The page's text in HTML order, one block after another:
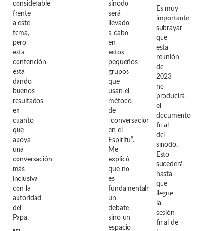
considerable
frente
a este
tema,
pero
esta
contención
está
dando
buenos
resultados
en
cuanto
que
apoya
una
conversación
más
inclusiva
con la
autoridad
del
Papa.
sínodo
será
llevado
a cabo
en
estos
pequeños
grupos
que
usan el
método
de
“conversación
en el
Espíritu”.
Me
explicó
que no
es
fundamentalmente
un
debate
sino un
espacio
Es muy
importante
subrayar
que
esta
reunión
de
2023
no
producirá
el
documento
final
del
sínodo.
Esto
sucederá
hasta
que
llegue
la
sesión
final de